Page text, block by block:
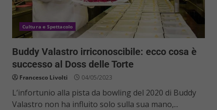
Cultura e Spettacolo
Buddy Valastro irriconoscibile: ecco cosa è
successo al Doss delle Torte
Francesco Livolti 04/05/2023
L’infortunio alla pista da bowling del 2020 di Buddy
Valastro non ha influito solo sulla sua mano,...